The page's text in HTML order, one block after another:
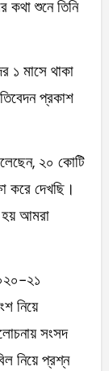
কথা শুনে তিনি
১ মাসে থাকা
প্রকাশ
২০ কোটি
করে দেখছি।
আমরা
২১
নিয়ে
সংসদ
নিয়ে প্রশ্ন